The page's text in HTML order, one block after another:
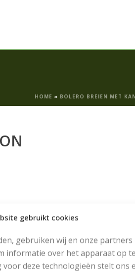
gebruikt cookies
gebruiken wij en onze partners
informatie over het apparaat op
deze technologieën stelt ons
HOME » BOLERO BREIEN MET